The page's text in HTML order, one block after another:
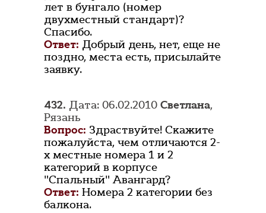
лет в бунгало (номер
двухместный стандарт)?
Спасибо.
Ответ: Добрый день, нет, еще не
поздно, места есть, присылайте
заявку.
432. Дата: 06.02.2010 Светлана,
Рязань
Вопрос: Здраствуйте! Скажите
пожалуйста, чем отличаются 2-
х местные номера 1 и 2
категорий в корпусе
"Спальный" Авангард?
Ответ: Номера 2 категории без
балкона.